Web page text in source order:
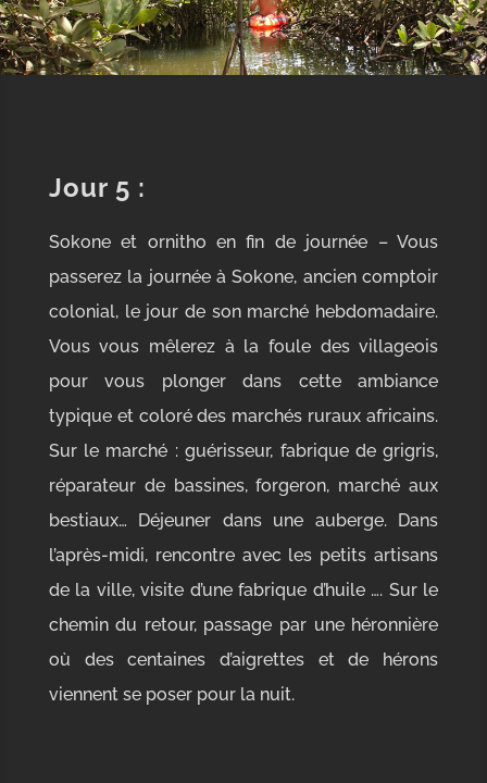
Jour 5 :
Sokone et ornitho en fin de journée – Vous
passerez la journée à Sokone, ancien comptoir
colonial, le jour de son marché hebdomadaire.
Vous vous mêlerez à la foule des villageois
pour vous plonger dans cette ambiance
typique et coloré des marchés ruraux africains.
Sur le marché : guérisseur, fabrique de grigris,
réparateur de bassines, forgeron, marché aux
bestiaux… Déjeuner dans une auberge. Dans
l’après-midi, rencontre avec les petits artisans
de la ville, visite d’une fabrique d’huile …. Sur le
chemin du retour, passage par une héronnière
où des centaines d’aigrettes et de hérons
viennent se poser pour la nuit.